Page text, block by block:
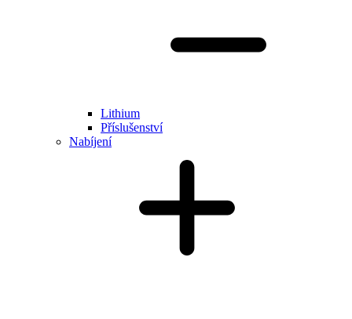
Lithium
Příslušenství
Nabíjení